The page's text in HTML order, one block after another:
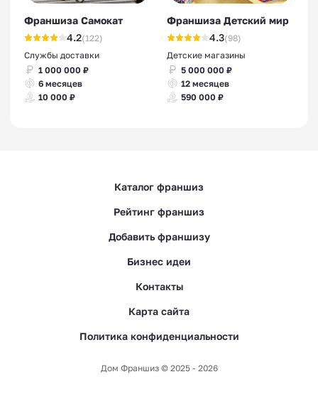
Франшиза Самокат
4.2(122)
Службы доставки
1 000 000 ₽
6 месяцев
10 000 ₽
Франшиза Детский мир
4.3(98)
Детские магазины
5 000 000 ₽
12 месяцев
590 000 ₽
Каталог франшиз
Рейтинг франшиз
Добавить франшизу
Бизнес идеи
Контакты
Карта сайта
Политика конфиденциальности
Дом Франшиз © 2025 - 2026